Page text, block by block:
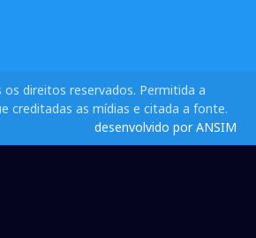
direitos reservados. Permitida a
creditadas as mídias e citada a fonte.
desenvolvido por ANSIM